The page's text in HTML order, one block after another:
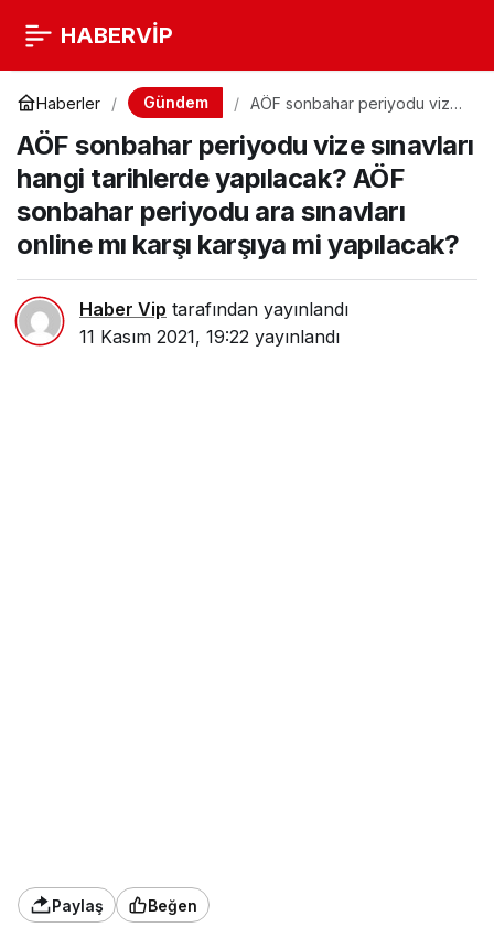
HABERVİP
Haberler Gündem
AÖF sonbahar periyodu vize
yapılacak? AÖF sonbahar
periyodu ara sınavları online
mı karşı karşıya mi yapılacak?
AÖF sonbahar periyodu vize sınavları
hangi tarihlerde yapılacak? AÖF
sonbahar periyodu ara sınavları
online mı karşı karşıya mi yapılacak?
Haber Vip tarafından yayınlandı
11 Kasım 2021, 19:22 yayınlandı
Paylaş Beğen